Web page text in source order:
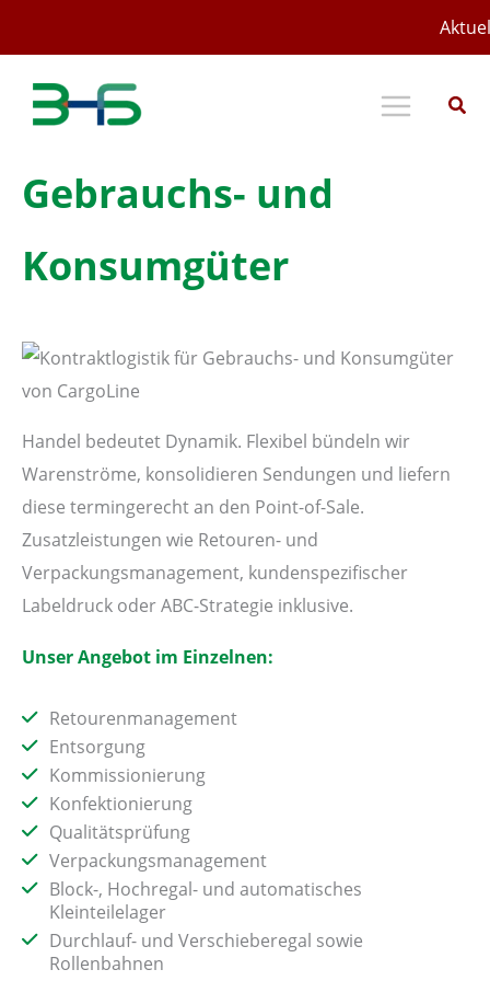
springen
Gebrauchs- und
Konsumgüter
Handel bedeutet Dynamik. Flexibel bündeln wir
Warenströme, konsolidieren Sendungen und liefern
diese termingerecht an den Point-of-Sale.
Zusatzleistungen wie Retouren- und
Verpackungsmanagement, kundenspezifischer
Labeldruck oder ABC-Strategie inklusive.
Unser Angebot im Einzelnen:
Retourenmanagement
Entsorgung
Kommissionierung
Konfektionierung
Qualitätsprüfung
Verpackungsmanagement
Block-, Hochregal- und automatisches
Kleinteilelager
Durchlauf- und Verschieberegal sowie
Rollenbahnen